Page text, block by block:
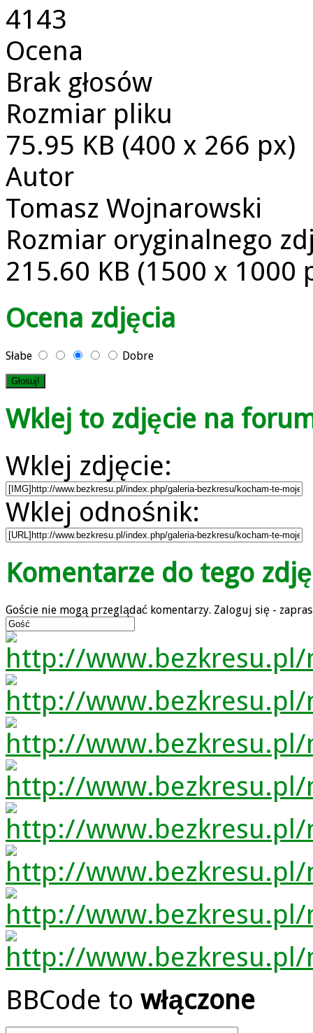
4143
Ocena
Brak głosów
Rozmiar pliku
75.95 KB (400 x 266 px)
Autor
Tomasz Wojnarowski
Rozmiar oryginalnego
215.60 KB (1500 x 1000
Ocena zdjęcia
Słabe Dobre
Wklej to zdjęcie na
Wklej zdjęcie:
Wklej odnośnik:
Komentarze do tego
Goście nie mogą przeglądać komentarzy. Zaloguj się -
BBCode to włączone